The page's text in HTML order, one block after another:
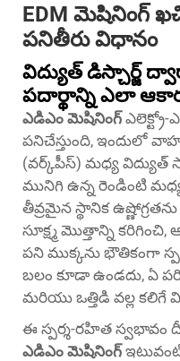
EDM మెషినింగ్
పనితీరు విధానం
విద్యుత్ డిస్చార్జ్
పదార్థాన్ని ఎలా
ఎడిఎం మెషినింగ్
పనిచేస్తుంది, ఇందులో
(వర్క్‌పీస్) మధ్య విద్యుత్
మునిగి ఉన్న రెండింటి
తీవ్రమైన స్థానిక
సూక్ష్మ మొత్తాన్ని కరిగించి,
పని ముక్కను భౌతికంగా
బలం కూడా ఉండదు, ఏ
మరియు ఒత్తిడి వల్ల కలిగే
ఈ స్పర్శ-రహిత స్వభావం
ఎడిఎం మెషినింగ్